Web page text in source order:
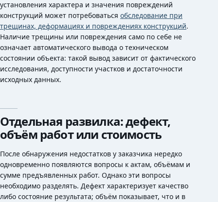
установления характера и значения повреждений
конструкций может потребоваться обследование при
трещинах, деформациях и повреждениях конструкций.
Наличие трещины или повреждения само по себе не
означает автоматического вывода о техническом
состоянии объекта: такой вывод зависит от фактического
исследования, доступности участков и достаточности
исходных данных.
Отдельная развилка: дефект,
объём работ или стоимость
После обнаружения недостатков у заказчика нередко
одновременно появляются вопросы к актам, объёмам и
сумме предъявленных работ. Однако эти вопросы
необходимо разделять. Дефект характеризует качество
либо состояние результата; объём показывает, что и в